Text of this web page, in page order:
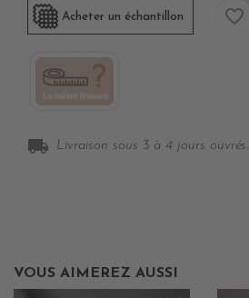
Acheter un échantillon favorite_border
local_shipping Livraison sous 3 à 4 jours ouvrés.
VOUS AIMEREZ AUSSI